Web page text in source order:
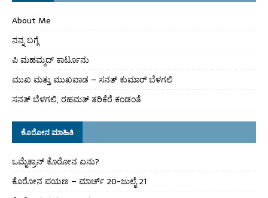
About Me
ನನ್ನ ಬಗ್ಗೆ
ಪಿ ಮಹಮ್ಮದ್ ಕಾರ್ಟೂನು
ಮುಖ ಮತ್ತು ಮುಖವಾಡ – ಸನತ್ ಕುಮಾರ್ ಬೆಳಗಲಿ
ಸನತ್ ಬೆಳಗಲಿ, ರಹಮತ್ ತರಿಕೆರೆ ಕಂಡಂತೆ
ಕೊರೋನ ಮಾಹಿತಿ
ಒಮೈಕ್ರಾನ್ ಕೊರೋನ ಏನು?
ಕೊರೋನ ಪಯಣ – ಮಾರ್ಚ್ 20-ಜುಲೈ 21